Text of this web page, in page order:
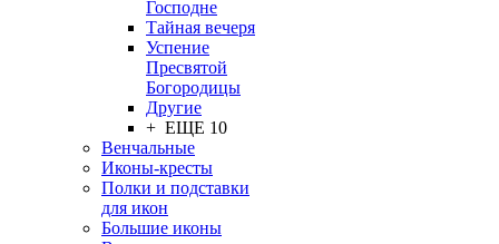
Господне
Тайная вечеря
Успение
Пресвятой
Богородицы
Другие
+ ЕЩЕ 10
Венчальные
Иконы-кресты
Полки и подставки
для икон
Большие иконы